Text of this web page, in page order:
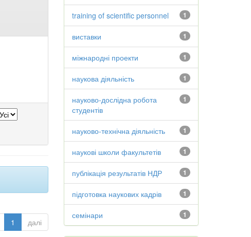
1 далі
1
training of scientific personnel
1
виставки
1
міжнародні проекти
1
наукова діяльність
1
науково-дослідна робота
студентів
1
науково-технічна діяльність
1
наукові школи факультетів
1
публікація результатів НДР
1
підготовка наукових кадрів
1
семінари